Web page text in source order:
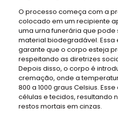
O processo começa com a
colocado em um recipiente
uma urna funerária que
material biodegradável. Essa
garante que o corpo esteja
respeitando as diretrizes
Depois disso, o corpo é
cremação, onde a
800 a 1000 graus Celsius.
células e tecidos, resultando
restos mortais em cinzas.